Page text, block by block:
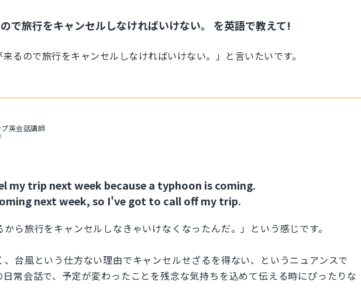
で旅行をキャンセルしなければいけない。 を英語で教えて!
るので旅行をキャンセルしなければいけない。」と言いたいです。
英会話講師
my trip next week because a typhoon is coming.
next week, so I've got to call off my trip.
から旅行をキャンセルしなきゃいけなくなったんだ。」という感じです。
、台風という仕方ない理由でキャンセルせざるを得ない、というニュアンスで
日常会話で、予定が変わったことを残念な気持ちを込めて伝える時にぴったりな